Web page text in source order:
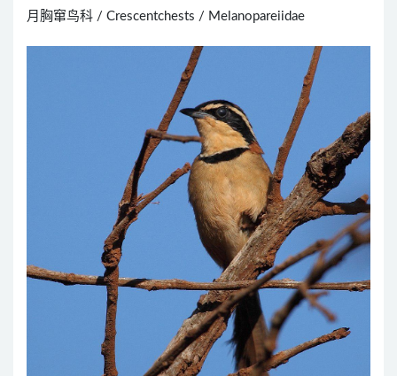
月胸窜鸟科 / Crescentchests / Melanopareiidae